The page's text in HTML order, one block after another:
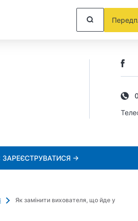
ЗАРЕЄСТРУВАТИСЯ →
Як замінити вихователя, що йде у